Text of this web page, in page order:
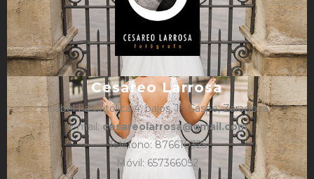
Cesareo Larrosa
Isabel La Católica 4, bajos, 1º, Caspe, Zaragoza
e-mail: cesareolarrosa@gmail.com
Teléfono: 876610325
Móvil: 657366052